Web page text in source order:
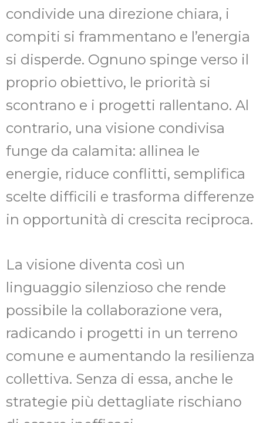
condivide una direzione chiara, i
compiti si frammentano e l’energia
si disperde. Ognuno spinge verso il
proprio obiettivo, le priorità si
scontrano e i progetti rallentano. Al
contrario, una visione condivisa
funge da calamita: allinea le
energie, riduce conflitti, semplifica
scelte difficili e trasforma differenze
in opportunità di crescita reciproca.
La visione diventa così un
linguaggio silenzioso che rende
possibile la collaborazione vera,
radicando i progetti in un terreno
comune e aumentando la resilienza
collettiva. Senza di essa, anche le
strategie più dettagliate rischiano